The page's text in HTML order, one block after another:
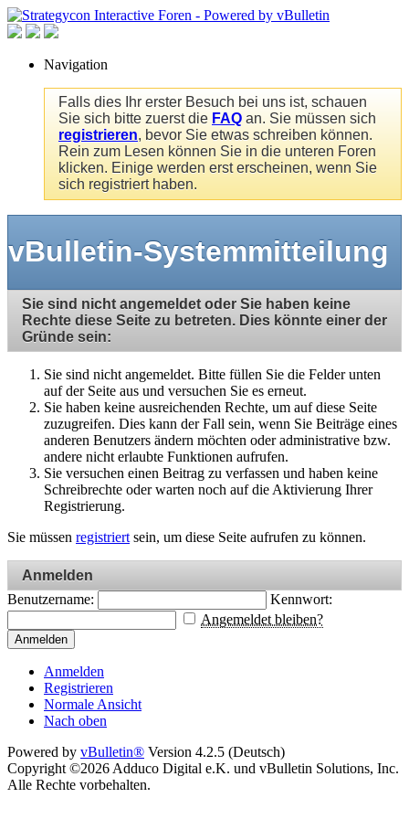
Navigation
Falls dies Ihr erster Besuch bei uns ist, schauen
Sie sich bitte zuerst die FAQ an. Sie müssen sich
registrieren, bevor Sie etwas schreiben können.
Rein zum Lesen können Sie in die unteren Foren
klicken. Einige werden erst erscheinen, wenn Sie
sich registriert haben.
vBulletin-Systemmitteilung
Sie sind nicht angemeldet oder Sie haben keine
Rechte diese Seite zu betreten. Dies könnte einer der
Gründe sein:
Sie sind nicht angemeldet. Bitte füllen Sie die Felder unten
auf der Seite aus und versuchen Sie es erneut.
Sie haben keine ausreichenden Rechte, um auf diese Seite
zuzugreifen. Dies kann der Fall sein, wenn Sie Beiträge eines
anderen Benutzers ändern möchten oder administrative bzw.
andere nicht erlaubte Funktionen aufrufen.
Sie versuchen einen Beitrag zu verfassen und haben keine
Schreibrechte oder warten noch auf die Aktivierung Ihrer
Registrierung.
Sie müssen registriertsein, um diese Seite aufrufen zu können.
Anmelden
Benutzername:
Kennwort:
Angemeldet bleiben?
Anmelden
Anmelden
Registrieren
Normale Ansicht
Nach oben
Powered by vBulletin® Version 4.2.5 (Deutsch)
Copyright ©2026 Adduco Digital e.K. und vBulletin Solutions, Inc.
Alle Rechte vorbehalten.